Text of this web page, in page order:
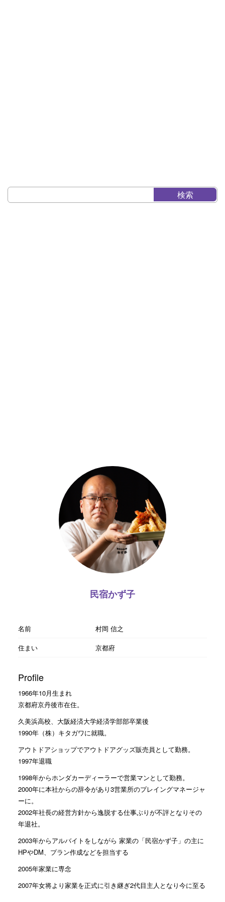
民宿かず子
名前
村岡 信之
住まい
京都府
Profile
1966年10月生まれ
京都府京丹後市在住。
久美浜高校、大阪経済大学経済学部部卒業後
1990年（株）キタガワに就職。
アウトドアショップでアウトドアグッズ販売員として勤務。
1997年退職
1998年からホンダカーディーラーで営業マンとして勤務。
2000年に本社からの辞令があり3営業所のプレイングマネージャ
ーに。
2002年社長の経営方針から逸脱する仕事ぶりが不評となりその
年退社。
2003年からアルバイトをしながら 家業の「民宿かず子」の主に
HPやDM、プラン作成などを担当する
2005年家業に専念
2007年女将より家業を正式に引き継ぎ2代目主人となり今に至る